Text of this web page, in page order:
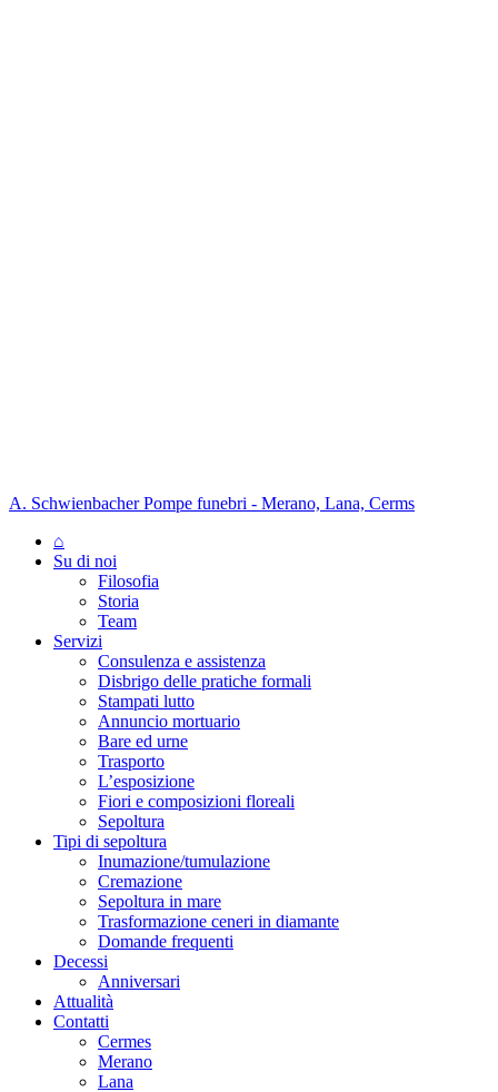
A. Schwienbacher Pompe funebri - Merano, Lana, Cerms
⌂
Su di noi
Filosofia
Storia
Team
Servizi
Consulenza e assistenza
Disbrigo delle pratiche formali
Stampati lutto
Annuncio mortuario
Bare ed urne
Trasporto
L’esposizione
Fiori e composizioni floreali
Sepoltura
Tipi di sepoltura
Inumazione/tumulazione
Cremazione
Sepoltura in mare
Trasformazione ceneri in diamante
Domande frequenti
Decessi
Anniversari
Attualità
Contatti
Cermes
Merano
Lana